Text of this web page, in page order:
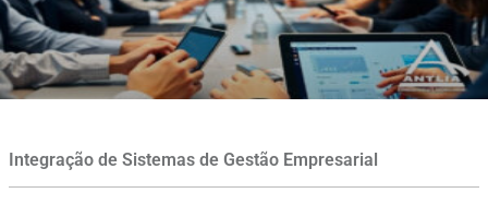
Integração de Sistemas de Gestão Empresarial